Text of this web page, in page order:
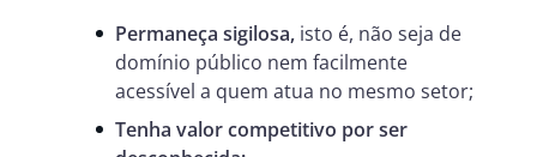
Permaneça sigilosa, isto é, não seja de
domínio público nem facilmente
acessível a quem atua no mesmo setor;
Tenha valor competitivo por ser